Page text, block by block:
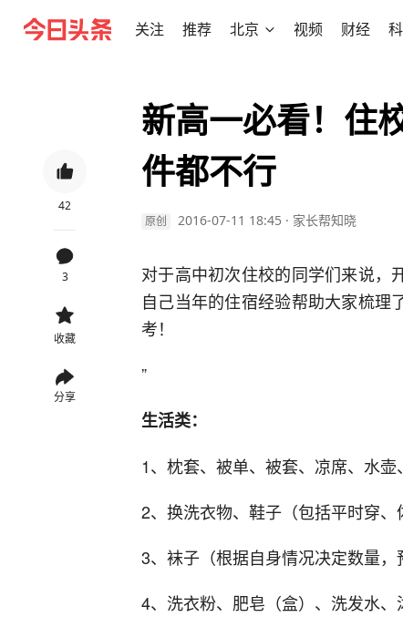
关注 推荐 北京 视频 财经
42
3
收藏
分享
新高一必看！住
件都不行
原创 2016-07-11 18:45 · 家长帮知晓
对于高中初次住校的同学们来说，
自己当年的住宿经验帮助大家梳理
考！
”
生活类：
1、枕套、被单、被套、凉席、水壶
2、换洗衣物、鞋子（包括平时穿、
3、袜子（根据自身情况决定数量，
4、洗衣粉、肥皂（盒）、洗发水、